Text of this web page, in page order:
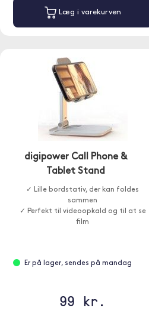
Læg i varekurven
digipower Call Phone &
Tablet Stand
✓ Lille bordstativ, der kan foldes
sammen
✓ Perfekt til videoopkald og til at se
film
Er på lager, sendes på mandag
99 kr.